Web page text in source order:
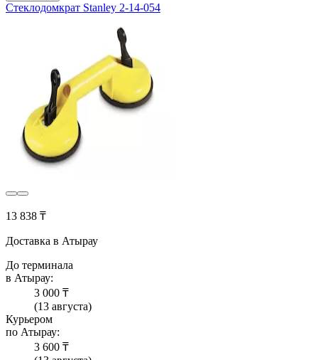
Стеклодомкрат Stanley 2-14-054
13 838 ₸
Доставка в Атырау
До терминала
в Атырау:
3 000 ₸
(13 августа)
Курьером
по Атырау:
3 600 ₸